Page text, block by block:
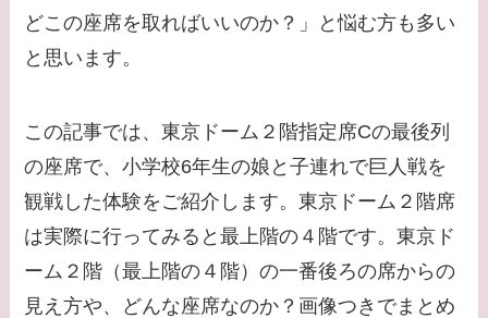
どこの座席を取ればいいのか？」と悩む方も多い
と思います。
この記事では、東京ドーム２階指定席Cの最後列
の座席で、小学校6年生の娘と子連れで巨人戦を
観戦した体験をご紹介します。東京ドーム２階席
は実際に行ってみると最上階の４階です。東京ド
ーム２階（最上階の４階）の一番後ろの席からの
見え方や、どんな座席なのか？画像つきでまとめ